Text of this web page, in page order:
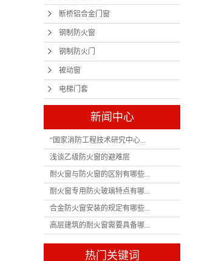
断桥铝合金门窗
钢制防火窗
钢制防火门
被动窗
电梯门套
新闻中心
“国家消防工程技术研究中心...
浅谈乙级防火窗的避难层
耐火窗与防火窗的区别有哪些...
耐火窗专用防火玻璃特点有哪...
合金防火窗安装的规定有哪些...
高层建筑的耐火窗需要具备哪...
热门关键词